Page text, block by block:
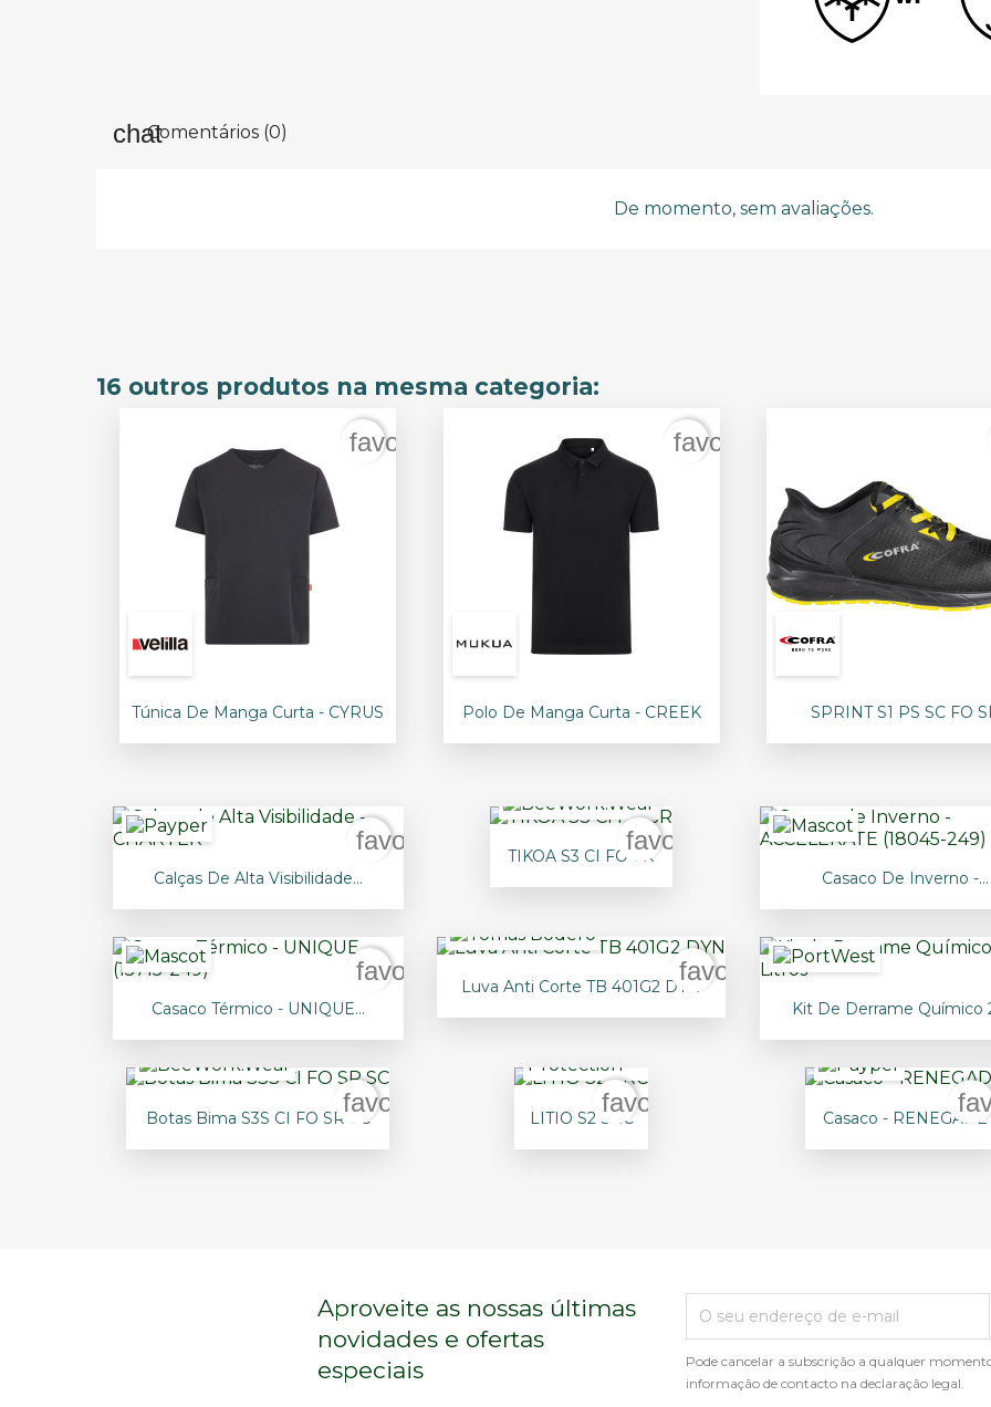
Comentários (0)
De momento, sem avaliações.
16 outros produtos na mesma categoria:
 Vista rápida
+3
Túnica De Manga Curta - CYRUS
favorite_border
 Vista rápida
+6
Polo De Manga Curta - CREEK
favorite_border
 Vista rápida
SPRINT S1 PS SC FO
 Vista rápida
Calças De Alta Visibilidade...
favorite_border  Vista rápida
TIKOA S3 CI FO SR
favorite_border
 Vista rápida
Casaco De Inverno -...
 Vista rápida
Casaco Térmico - UNIQUE...
favorite_border Vista rápida
Luva Anti Corte TB 401G2 DYN
favorite_border
 Vista rápida
Kit De Derrame Químico
 Vista rápida
Botas Bima S3S CI FO SR SC
favorite_border  Vista rápida
LITIO S2 SRC
favorite_border  Vista rápida
Casaco - RENEGADE
Aproveite as nossas últimas
novidades e ofertas
especiais
Pode cancelar a subscrição a qualquer
informação de contacto na declaração legal.